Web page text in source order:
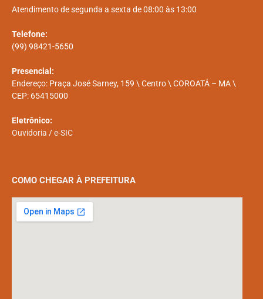
Atendimento de segunda a sexta de 08:00 às 13:00
Telefone:
(99) 98421-5650
Presencial:
Endereço: Praça José Sarney, 159 \ Centro \ COROATÁ – MA \
CEP: 65415000
Eletrônico:
Ouvidoria /e-SIC
COMO CHEGAR À PREFEITURA